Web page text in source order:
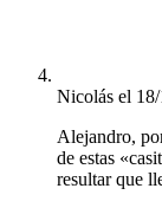
Nicolás el
Alejandro,
de estas
resultar que